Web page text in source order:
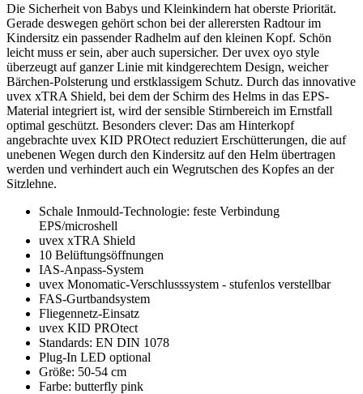
Die Sicherheit von Babys und Kleinkindern hat oberste Priorität.
Gerade deswegen gehört schon bei der allerersten Radtour im
Kindersitz ein passender Radhelm auf den kleinen Kopf. Schön
leicht muss er sein, aber auch supersicher. Der uvex oyo style
überzeugt auf ganzer Linie mit kindgerechtem Design, weicher
Bärchen-Polsterung und erstklassigem Schutz. Durch das innovative
uvex xTRA Shield, bei dem der Schirm des Helms in das EPS-
Material integriert ist, wird der sensible Stirnbereich im Ernstfall
optimal geschützt. Besonders clever: Das am Hinterkopf
angebrachte uvex KID PROtect reduziert Erschütterungen, die auf
unebenen Wegen durch den Kindersitz auf den Helm übertragen
werden und verhindert auch ein Wegrutschen des Kopfes an der
Sitzlehne.
Schale Inmould-Technologie: feste Verbindung
EPS/microshell
uvex xTRA Shield
10 Belüftungsöffnungen
IAS-Anpass-System
uvex Monomatic-Verschlusssystem - stufenlos verstellbar
FAS-Gurtbandsystem
Fliegennetz-Einsatz
uvex KID PROtect
Standards: EN DIN 1078
Plug-In LED optional
Größe: 50-54 cm
Farbe: butterfly pink